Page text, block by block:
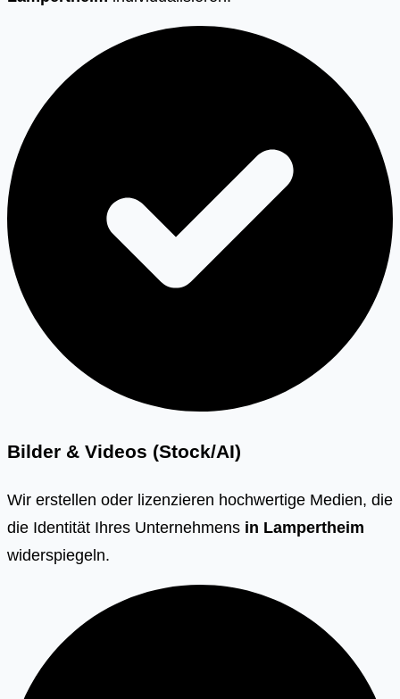
Bilder & Videos (Stock/AI)
Wir erstellen oder lizenzieren hochwertige Medien, die
die Identität Ihres Unternehmens in Lampertheim
widerspiegeln.